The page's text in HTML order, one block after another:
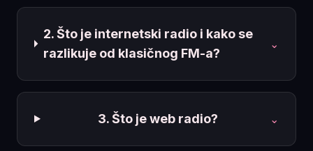
2. Što je internetski radio i kako se
razlikuje od klasičnog FM-a?
⌄
3. Što je web radio? ⌄